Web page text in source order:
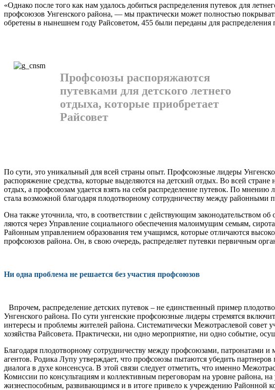
«Однако после того как нам удалось добиться распределения путевок для
профсоюзов Унгенского района, — мы практически может полностью
обретены в нынешнем году Рай­советом, 455 были переданы для распределения
Профсоюзы распоряжаются
путевками для детского летнего
отдыха, которые приобретает
Райсовет
По сути, это уникальный для всей страны опыт. Профсоюз­ные лидеры
распоряжение средс­тва, которые выделяются на детский отдых. Во всей
отдых, а профсо­юзам удается взять на себя рас­пределение путевок. По
стала возмож­ной благодаря плодотворному сотрудничеству между
Она также уточнила, что, в со­ответствии с действующим зако­нодательством
ляются через Управление соци­ального обеспечения малоиму­щим семьям,
Районным управлением образования тем учащимся, ко­торые отличаются
профсоюзов райо­на. Он, в свою очередь, распре­деляет путевки первичным
Ни одна проблема не решается без участия профсоюзов
Впрочем, распределение детских путевок – не единственный пример
Унгенского района. По сути унгенские профсоюзные лиде­ры стремятся
интересы и проблемы жителей района. Систематичес­ки Межотраслевой совет
хозяйства Райсовета. Практически, ни одно меропри­ятие, ни одно событие,
Благодаря плодотворному сотрудничеству между профсо­юзами, патронатами
агентов. Родика Лупу ут­верждает, что профсоюзы пыта­ются убедить
диалога в духе кон­сенсуса. В этой связи следует от­метить, что именно
Комиссии по консультациям и коллективным переговорам на уровне района,
жизнеспособным, развивающимся и в итоге приве­ло к учреждению Районной